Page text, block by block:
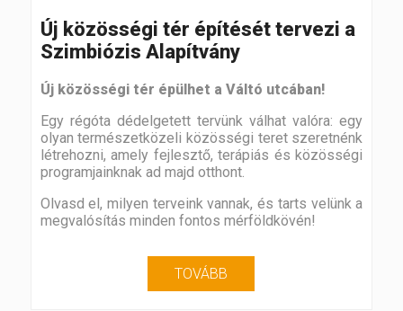
Új közösségi tér építését tervezi a
Szimbiózis Alapítvány
Új közösségi tér épülhet a Váltó utcában!
Egy régóta dédelgetett tervünk válhat valóra: egy
olyan természetközeli közösségi teret szeretnénk
létrehozni, amely fejlesztő, terápiás és közösségi
programjainknak ad majd otthont.
Olvasd el, milyen terveink vannak, és tarts velünk a
megvalósítás minden fontos mérföldkövén!
TOVÁBB